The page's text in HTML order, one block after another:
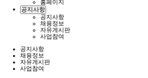
홈페이지
공지사항
공지사항
채용정보
자유게시판
사업참여
공지사항
채용정보
자유게시판
사업참여